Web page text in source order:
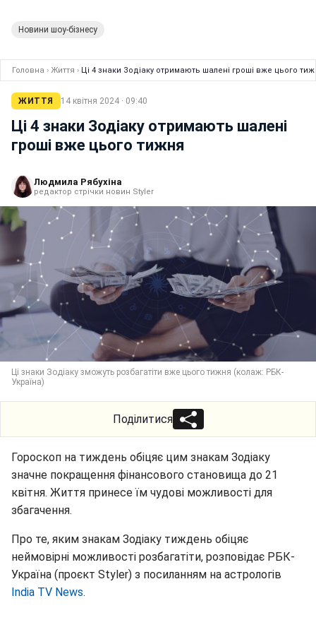
Новини шоу-бізнесу
Головна › Життя › Ці 4 знаки Зодіаку отримають шалені гроші вже цього
ЖИТТЯ 14 квітня 2024 · 09:40
Ці 4 знаки Зодіаку отримають шалені
гроші вже цього тижня
Людмила Рябухіна
редактор стрічки новин Styler
Ці знаки Зодіаку зможуть розбагатіти вже цього тижня (колаж: РБК-
Україна)
Поділитися
Гороскоп на тиждень обіцяє цим знакам Зодіаку
значне покращення фінансового становища до 21
квітня. Життя принесе їм чудові можливості для
збагачення.
Про те, яким знакам Зодіаку тиждень обіцяє
неймовірні можливості розбагатіти, розповідає РБК-
Україна (проєкт Styler) з посиланням на астрологів
India TV News.